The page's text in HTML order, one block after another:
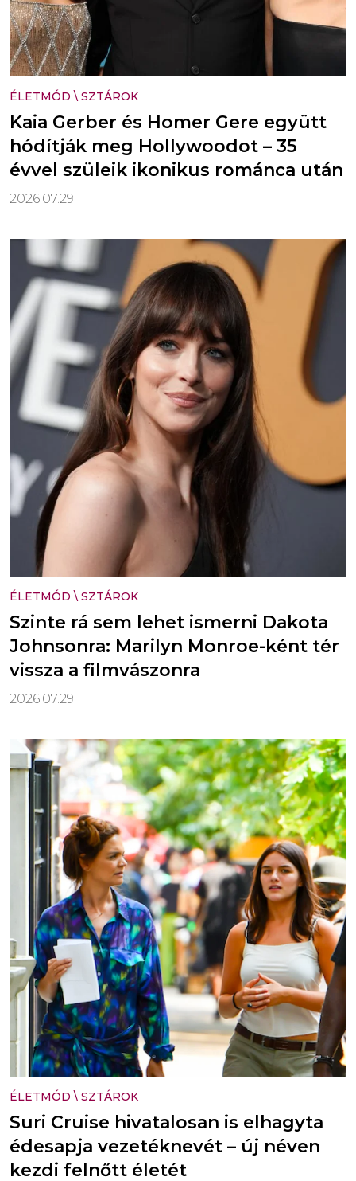
ÉLETMÓD \ SZTÁROK
Kaia Gerber és Homer Gere együtt
hódítják meg Hollywoodot – 35
évvel szüleik ikonikus románca után
2026.07.29.
ÉLETMÓD \ SZTÁROK
Szinte rá sem lehet ismerni Dakota
Johnsonra: Marilyn Monroe-ként tér
vissza a filmvászonra
2026.07.29.
ÉLETMÓD \ SZTÁROK
Suri Cruise hivatalosan is elhagyta
édesapja vezetéknevét – új néven
kezdi felnőtt életét